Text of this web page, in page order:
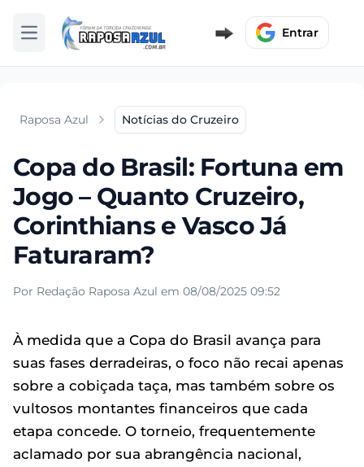
Abrir menu Entrar
Raposa Azul Notícias do Cruzeiro
Copa do Brasil: Fortuna em
Jogo – Quanto Cruzeiro,
Corinthians e Vasco Já
Faturaram?
Por Redação Raposa Azul em 08/08/2025 09:52
À medida que a Copa do Brasil avança para
suas fases derradeiras, o foco não recai apenas
sobre a cobiçada taça, mas também sobre os
vultosos montantes financeiros que cada
etapa concede. O torneio, frequentemente
aclamado por sua abrangência nacional,